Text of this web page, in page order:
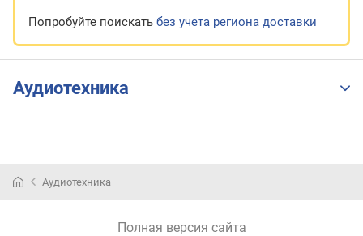
Попробуйте поискать без учета региона доставки
Аудиотехника
Аудиотехника
Полная версия сайта